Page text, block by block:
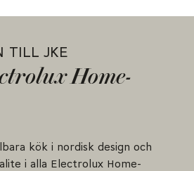
TILL JKE
Home-
kök i nordisk design och
i alla Electrolux Home-